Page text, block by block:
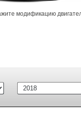
модификацию